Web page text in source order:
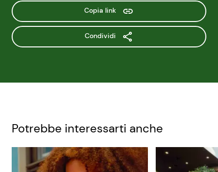
Copia link
Condividi
Potrebbe interessarti anche